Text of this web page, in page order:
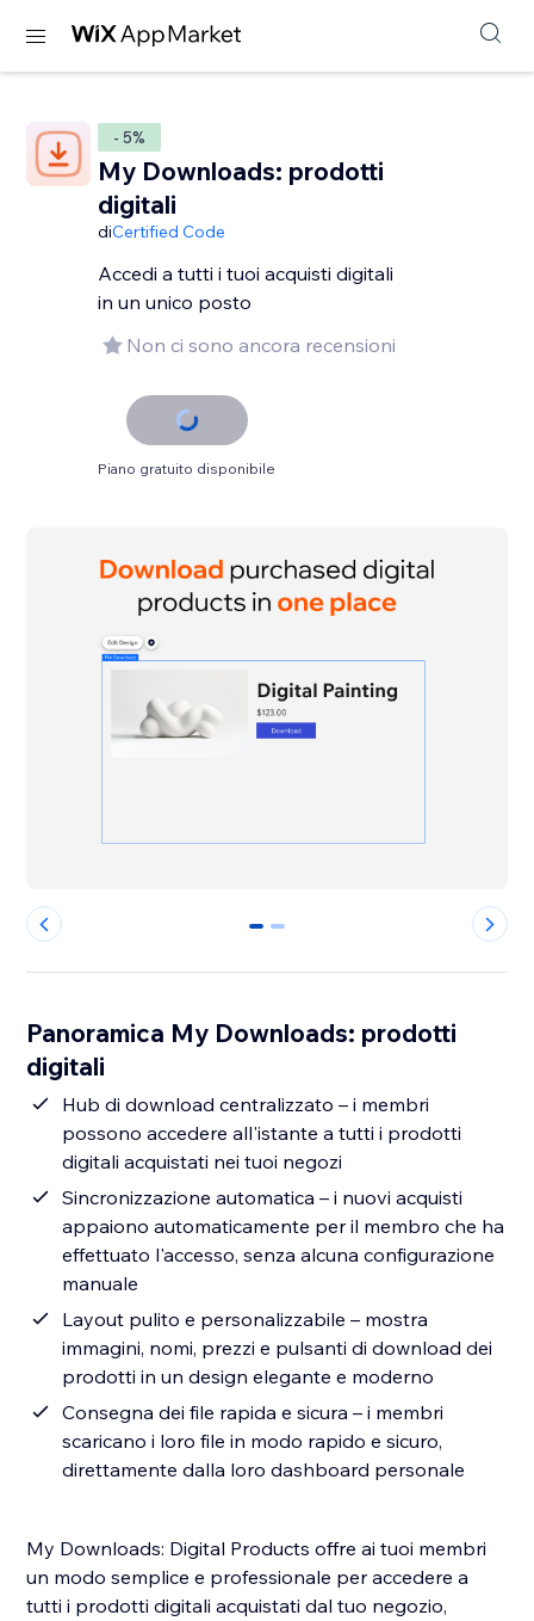
- 5%
My Downloads: prodotti
digitali
diCertified Code
Accedi a tutti i tuoi acquisti digitali
in un unico posto
Non ci sono ancora recensioni
Piano gratuito disponibile
0 1
Panoramica My Downloads: prodotti
digitali
Hub di download centralizzato – i membri
possono accedere all'istante a tutti i prodotti
digitali acquistati nei tuoi negozi
Sincronizzazione automatica – i nuovi acquisti
appaiono automaticamente per il membro che ha
effettuato l'accesso, senza alcuna configurazione
manuale
Layout pulito e personalizzabile – mostra
immagini, nomi, prezzi e pulsanti di download dei
prodotti in un design elegante e moderno
Consegna dei file rapida e sicura – i membri
scaricano i loro file in modo rapido e sicuro,
direttamente dalla loro dashboard personale
My Downloads: Digital Products offre ai tuoi membri
un modo semplice e professionale per accedere a
tutti i prodotti digitali acquistati dal tuo negozio,